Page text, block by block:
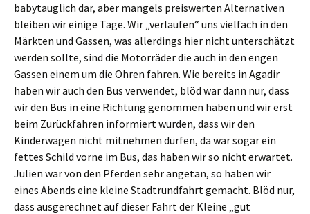
babytauglich dar, aber mangels preiswerten Alternativen
bleiben wir einige Tage. Wir „verlaufen“ uns vielfach in den
Märkten und Gassen, was allerdings hier nicht unterschätzt
werden sollte, sind die Motorräder die auch in den engen
Gassen einem um die Ohren fahren. Wie bereits in Agadir
haben wir auch den Bus verwendet, blöd war dann nur, dass
wir den Bus in eine Richtung genommen haben und wir erst
beim Zurückfahren informiert wurden, dass wir den
Kinderwagen nicht mitnehmen dürfen, da war sogar ein
fettes Schild vorne im Bus, das haben wir so nicht erwartet.
Julien war von den Pferden sehr angetan, so haben wir
eines Abends eine kleine Stadtrundfahrt gemacht. Blöd nur,
dass ausgerechnet auf dieser Fahrt der Kleine „gut